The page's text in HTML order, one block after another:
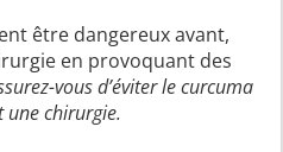
être dangereux avant,
en provoquant des
vous d’éviter le curcuma
une chirurgie.